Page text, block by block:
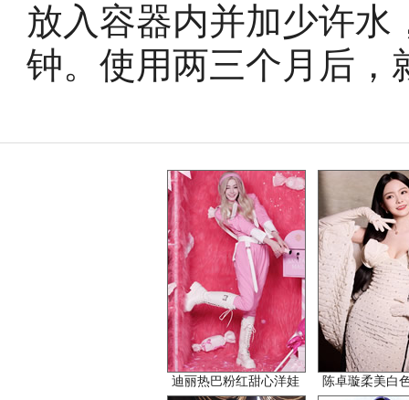
放入容器内并加少许
钟。使用两三个月后，
迪丽热巴粉红甜心洋娃 陈卓璇柔美白